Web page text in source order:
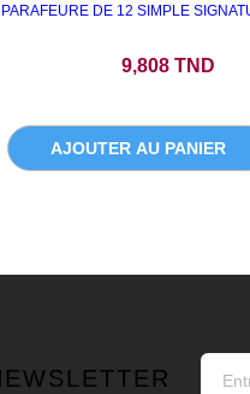
PARAFEURE DE 12 SIMPLE
9,808 TND
AJOUTER AU PANIER